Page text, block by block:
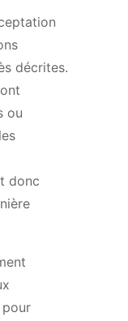
décrites.
ou
donc